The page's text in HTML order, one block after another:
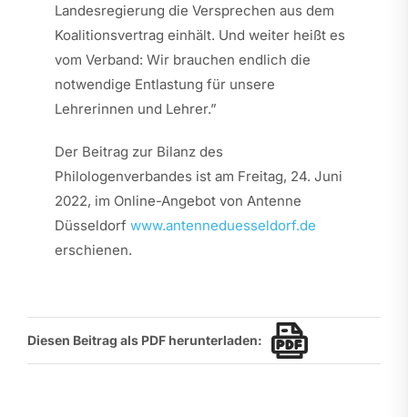
Landesregierung die Versprechen aus dem
Koalitionsvertrag einhält. Und weiter heißt es
vom Verband: Wir brauchen endlich die
notwendige Entlastung für unsere
Lehrerinnen und Lehrer.”
Der Beitrag zur Bilanz des
Philologenverbandes ist am Freitag, 24. Juni
2022, im Online-Angebot von Antenne
Düsseldorf www.antenneduesseldorf.de
erschienen.
Diesen Beitrag als PDF herunterladen: